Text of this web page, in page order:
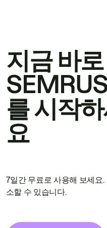
지금 바로
를 시작
요
7일간 무료로 사용해 보세요.
소할 수 있습니다.